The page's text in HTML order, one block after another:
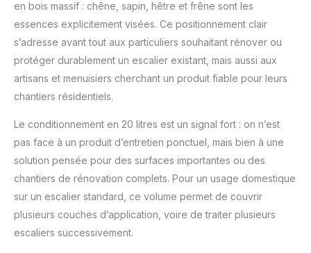
marches : Formulation
adaptée aux
mécaniques
spécifiques d'un
escalier en bois, y
rampes et garde-
corps. Finition incolore
aspect bois naturel :
Préserve l'aspect
naturel du bois vitrifié,
sans jaunissement,
avec une finition
régulière adaptée aux
en bois massif : chêne, sapin, hêtre et frêne sont les
essences explicitement visées. Ce positionnement clair
s’adresse avant tout aux particuliers souhaitant rénover ou
protéger durablement un escalier existant, mais aussi aux
artisans et menuisiers cherchant un produit fiable pour leurs
chantiers résidentiels.
Le conditionnement en 20 litres est un signal fort : on n’est
pas face à un produit d’entretien ponctuel, mais bien à une
solution pensée pour des surfaces importantes ou des
chantiers de rénovation complets. Pour un usage domestique
sur un escalier standard, ce volume permet de couvrir
plusieurs couches d’application, voire de traiter plusieurs
escaliers successivement.